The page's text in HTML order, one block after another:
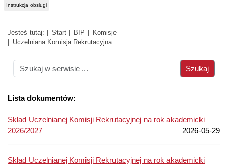
Instrukcja obsługi
Jesteś tutaj: Start BIP
Komisje
Uczelniana Komisja Rekrutacyjna
Lista dokumentów:
Skład Uczelnianej Komisji Rekrutacyjnej na rok akademicki
2026/2027
2026-05-29
Skład Uczelnianej Komisji Rekrutacyjnej na rok akademicki